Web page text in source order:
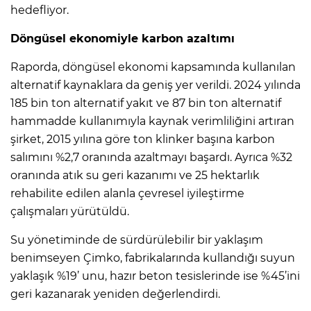
hedefliyor.
Döngüsel ekonomiyle karbon azaltımı
Raporda, döngüsel ekonomi kapsamında kullanılan
alternatif kaynaklara da geniş yer verildi. 2024 yılında
185 bin ton alternatif yakıt ve 87 bin ton alternatif
hammadde kullanımıyla kaynak verimliliğini artıran
şirket, 2015 yılına göre ton klinker başına karbon
salımını %2,7 oranında azaltmayı başardı. Ayrıca %32
oranında atık su geri kazanımı ve 25 hektarlık
rehabilite edilen alanla çevresel iyileştirme
çalışmaları yürütüldü.
Su yönetiminde de sürdürülebilir bir yaklaşım
benimseyen Çimko, fabrikalarında kullandığı suyun
yaklaşık %19’ unu, hazır beton tesislerinde ise %45’ini
geri kazanarak yeniden değerlendirdi.